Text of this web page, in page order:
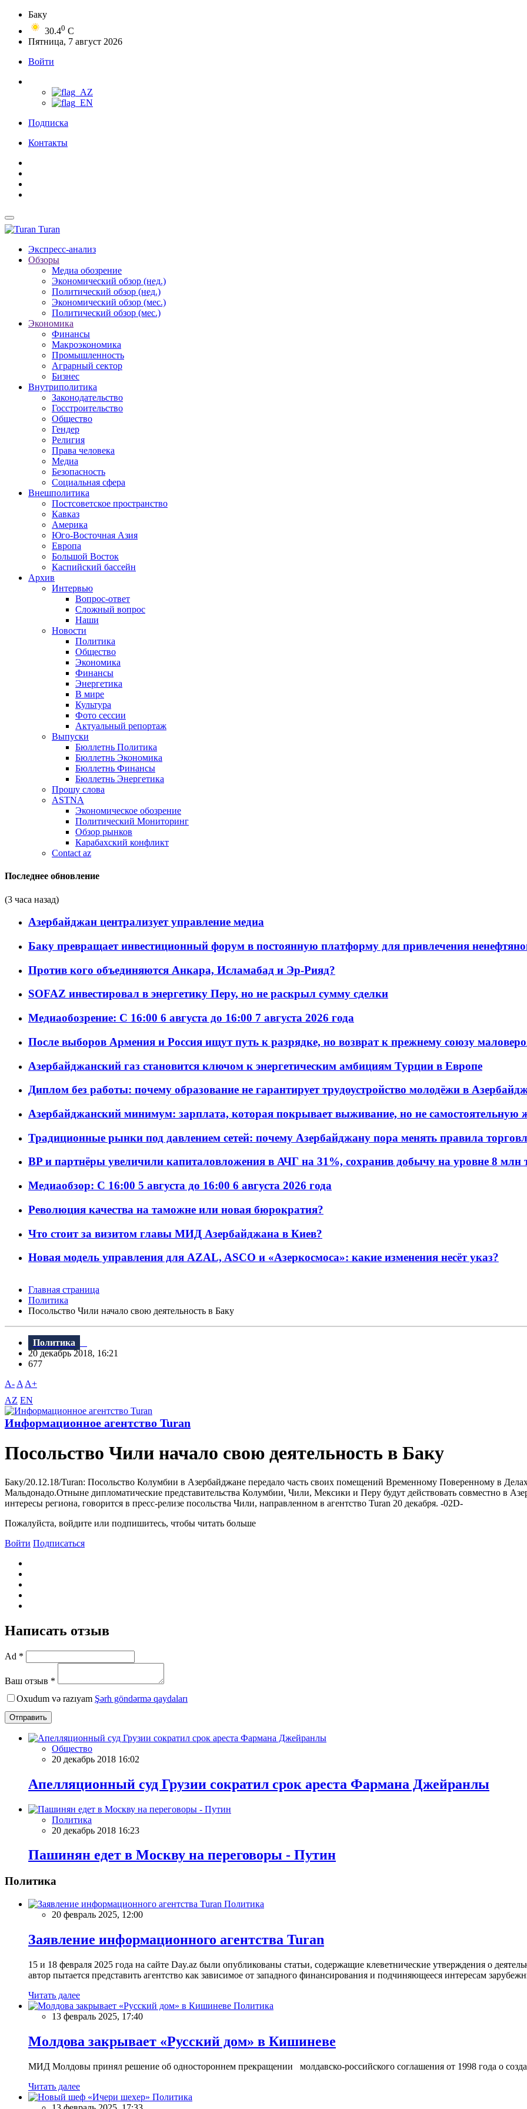
Баку
30.40 C
Пятница, 7 август 2026
Войти
Подписка
Контакты
Turan
Экспресс-анализ
Обзоры
Медиа обозрение
Экономический обзор (нед.)
Политический обзор (нед.)
Экономический обзор (мес.)
Политический обзор (мес.)
Экономика
Финансы
Макроэкономика
Промышленность
Аграрный сектор
Бизнес
Внутриполитика
Законодательство
Госстроительство
Общество
Гендер
Религия
Права человека
Медиа
Безопасность
Социальная сфера
Внешполитика
Постсоветское пространство
Кавказ
Америка
Юго-Восточная Азия
Европа
Большой Восток
Каспийский бассейн
Архив
Интервью
Вопрос-ответ
Сложный вопрос
Наши
Новости
Политика
Общество
Экономика
Финансы
Энергетика
В мире
Культура
Фото сессии
Актуальный репортаж
Выпуски
Бюллетнь Политика
Бюллетнь Экономика
Бюллетнь Финансы
Бюллетнь Энергетика
Прошу слова
ASTNA
Экономическое обозрение
Политический Мониторинг
Обзор рынков
Карабахский конфликт
Contact az
Последнее обновление
(3 часа назад)
Азербайджан централизует управление медиа
Баку превращает инвестиционный форум в постоянную платформу для привлечения
Против кого объединяются Анкара, Исламабад и Эр-Рияд?
SOFAZ инвестировал в энергетику Перу, но не раскрыл сумму сделки
Медиаобозрение: С 16:00 6 августа до 16:00 7 августа 2026 года
После выборов Армения и Россия ищут путь к разрядке, но возврат к прежнему союзу
Азербайджанский газ становится ключом к энергетическим амбициям Турции в Европе
Диплом без работы: почему образование не гарантирует трудоустройство молодёжи в
Азербайджанский минимум: зарплата, которая покрывает выживание, но не самостоятельную
Традиционные рынки под давлением сетей: почему Азербайджану пора менять правила
BP и партнёры увеличили капиталовложения в АЧГ на 31%, сохранив добычу на уровне 8 млн
Медиаобзор: С 16:00 5 августа до 16:00 6 августа 2026 года
Революция качества на таможне или новая бюрократия?
Что стоит за визитом главы МИД Азербайджана в Киев?
Новая модель управления для AZAL, ASCO и «Азеркосмоса»: какие изменения несёт указ?
Главная страница
Политика
Посольство Чили начало свою деятельность в Баку
Политика
20 декабрь 2018, 16:21
677
A- A A+
AZ EN
Информационное агентство Turan
Посольство Чили начало свою деятельность в Баку
Баку/20.12.18/Turan: Посольство Колумбии в Азербайджане передало часть своих помещений Bременному Поверенному в
Мальдонадо.Отныне дипломатические представительства Колумбии, Чили, Мексики и Перу будут действовать совместно в
интересы региона, говорится в пресс-релизе посольства Чили, направленном в агентство Turan 20 декабря. -02D-
Пожалуйста, войдите или подпишитесь, чтобы читать больше
Войти Подписаться
Написать отзыв
Ad *
Ваш отзыв *
Oxudum və razıyam Şərh göndərmə qaydaları
Отправить
Общество
20 декабрь 2018 16:02
Апелляционный суд Грузии сократил срок ареста Фармана Джейранлы
Политика
20 декабрь 2018 16:23
Пашинян едет в Москву на переговоры - Путин
Политика
Политика
20 февраль 2025, 12:00
Заявление информационного агентства Turan
15 и 18 февраля 2025 года на сайте Day.az были опубликованы статьи, содержащие клеветнические утверждения о
автор пытается представить агентство как зависимое от западного финансирования и подчиняющееся интересам
Читать далее
Политика
13 февраль 2025, 17:40
Молдова закрывает «Русский дом» в Кишиневе
МИД Молдовы принял решение об одностороннем прекращении молдавско-российского соглашения от 1998 года о
Читать далее
Политика